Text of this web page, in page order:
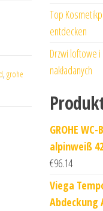
, grohe
Top
entdecken
Drzwi loftowe
nakładanych
GROHE
alpinweiß
€96.14
Viega
Abdeckung